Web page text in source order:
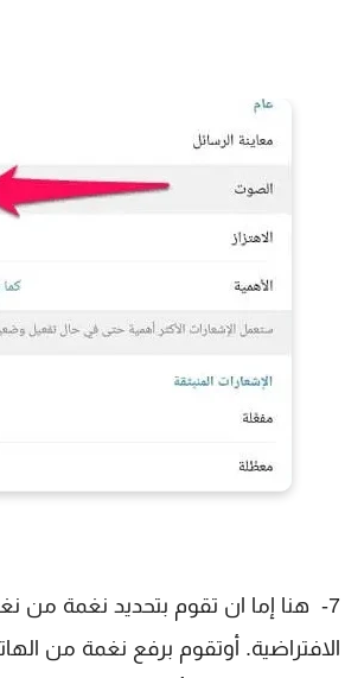
7- هنا إما ان تقوم بتحديد نغمة من
الافتراضية. أوتقوم برفع نغمة من